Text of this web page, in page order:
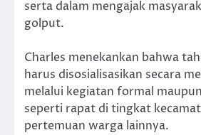
serta dalam mengajak
golput.
Charles menekankan bahwa
harus disosialisasikan secara
melalui kegiatan formal
seperti rapat di tingkat
pertemuan warga lainnya.